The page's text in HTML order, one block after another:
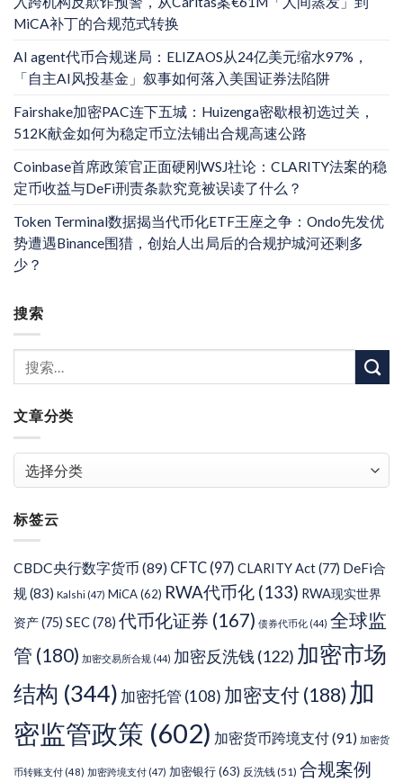
MiCA补丁的合规范式转换
AI agent代币合规迷局：ELIZAOS从24亿美元缩水97%，
「自主AI风投基金」叙事如何落入美国证券法陷阱
Fairshake加密PAC连下五城：Huizenga密歇根初选过关，
512K献金如何为稳定币立法铺出合规高速公路
Coinbase首席政策官正面硬刚WSJ社论：CLARITY法案的稳
定币收益与DeFi刑责条款究竟被误读了什么？
Token Terminal数据揭当代币化ETF王座之争：Ondo先发优
势遭遇Binance围猎，创始人出局后的合规护城河还剩多
少？
搜索
文章分类
类
标签云
CBDC央行数字货币 (89) CFTC (97) CLARITY Act(77) DeFi合
规(83) Kalshi (47) MiCA(62) RWA代币化 (133) RWA现实世界
资产(75) SEC(78) 代币化证券 (167) 债券代币化 (44) 全球监
管 (180) 加密交易所合规 (44) 加密反洗钱 (122) 加密市场
结构 (344) 加密托管 (108) 加密支付 (188) 加
密监管政策 (602) 加密货币跨境支付(91) 加密货
币转账支付 (48) 加密跨境支付 (47) 加密银行(63) 反洗钱(51) 合规案例